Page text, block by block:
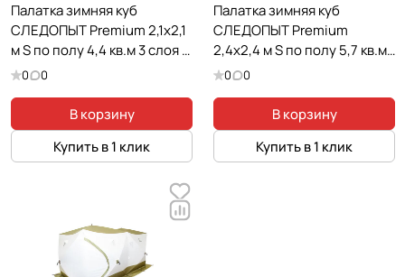
Палатка зимняя куб
СЛЕДОПЫТ Premium 2,1х2,1
м S по полу 4,4 кв.м 3 слоя 2
двери цв. оливковый/белый
0 0
В корзину
Купить в 1 клик
Палатка зимняя куб
СЛЕДОПЫТ Premium
2,4х2,4 м S по полу 5,7 кв.м
3 слоя цв. оливковый/
0 0
В корзину
Купить в 1 клик